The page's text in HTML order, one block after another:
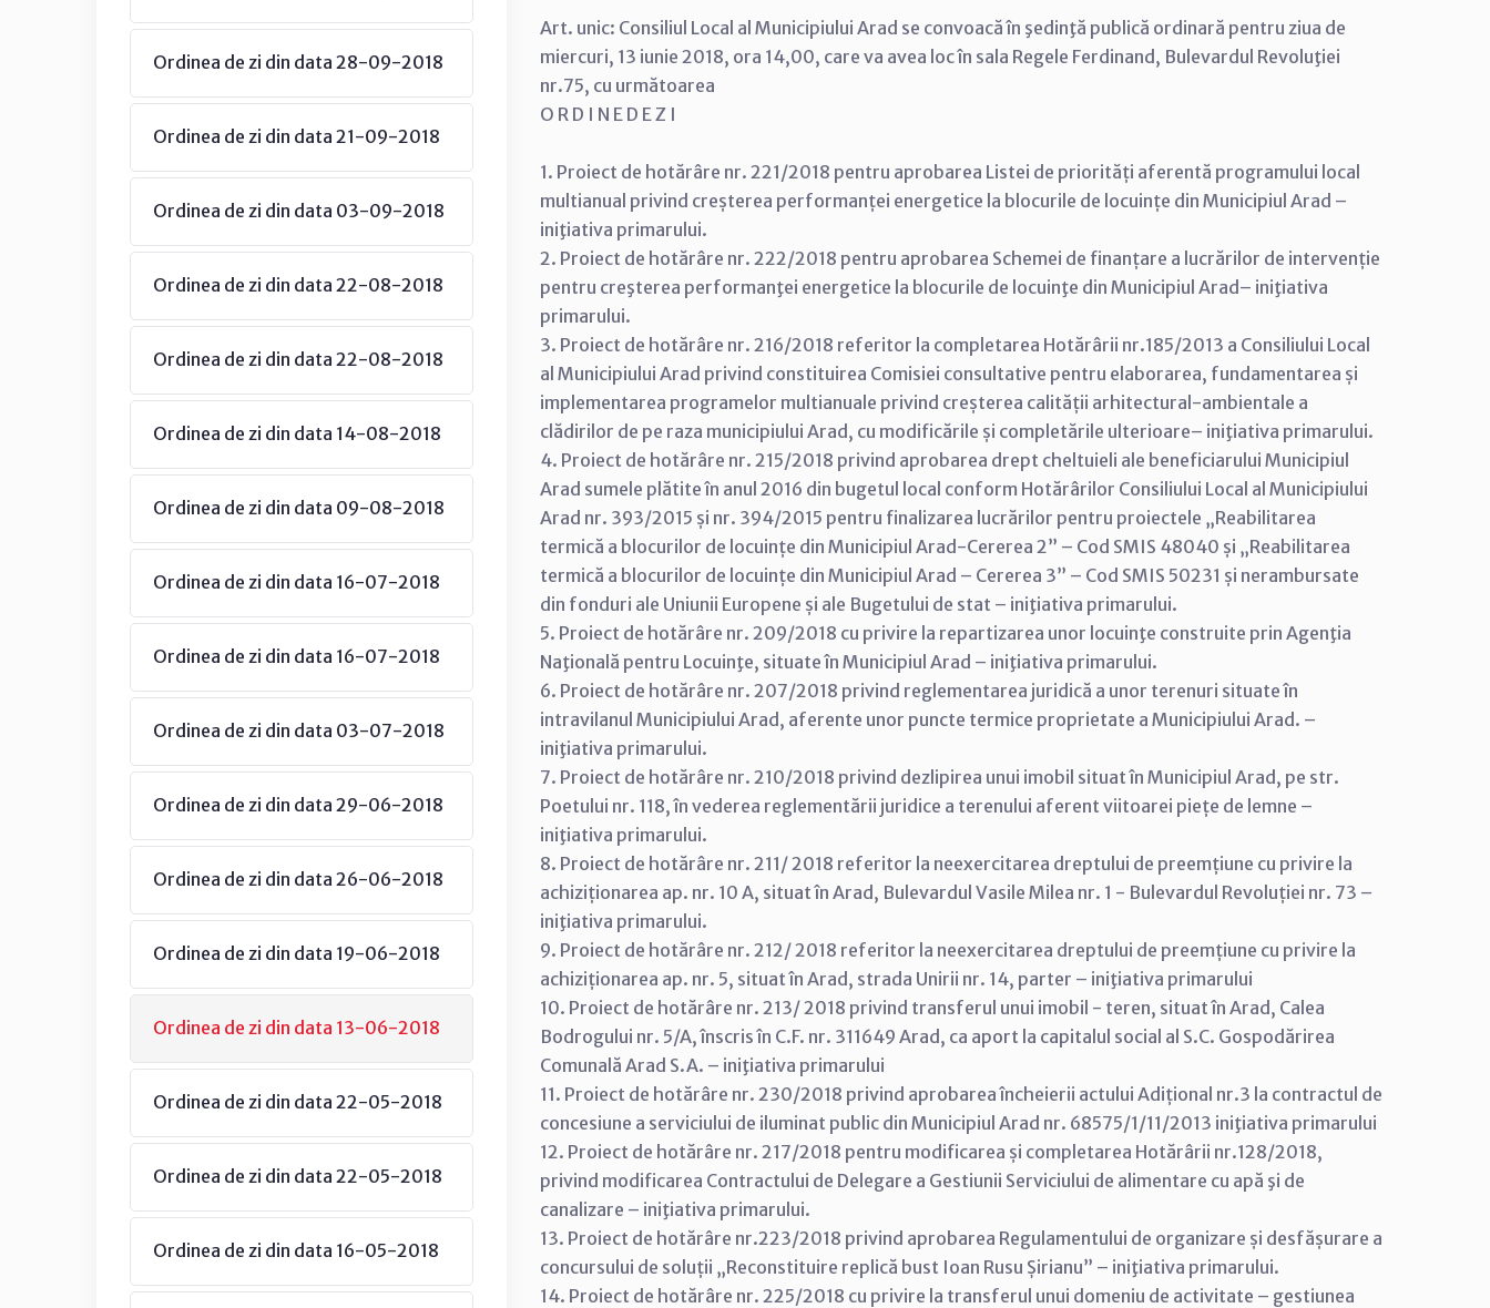
Ordinea de zi din data 28-09-2018
Ordinea de zi din data 21-09-2018
Ordinea de zi din data 03-09-2018
Ordinea de zi din data 22-08-2018
Ordinea de zi din data 22-08-2018
Ordinea de zi din data 14-08-2018
Ordinea de zi din data 09-08-2018
Ordinea de zi din data 16-07-2018
Ordinea de zi din data 16-07-2018
Ordinea de zi din data 03-07-2018
Ordinea de zi din data 29-06-2018
Ordinea de zi din data 26-06-2018
Ordinea de zi din data 19-06-2018
Ordinea de zi din data 13-06-2018
Ordinea de zi din data 22-05-2018
Ordinea de zi din data 22-05-2018
Ordinea de zi din data 16-05-2018
Art. unic: Consiliul Local al Municipiului Arad se convoacă în şedinţă publică ordinară pentru ziua de
miercuri, 13 iunie 2018, ora 14,00, care va avea loc în sala Regele Ferdinand, Bulevardul Revoluţiei
nr.75, cu următoarea
O R D I N E D E Z I
1. Proiect de hotărâre nr. 221/2018 pentru aprobarea Listei de priorități aferentă programului local
multianual privind creșterea performanței energetice la blocurile de locuințe din Municipiul Arad –
iniţiativa primarului.
2. Proiect de hotărâre nr. 222/2018 pentru aprobarea Schemei de finanțare a lucrărilor de intervenție
pentru creşterea performanţei energetice la blocurile de locuinţe din Municipiul Arad– iniţiativa
primarului.
3. Proiect de hotărâre nr. 216/2018 referitor la completarea Hotărârii nr.185/2013 a Consiliului Local
al Municipiului Arad privind constituirea Comisiei consultative pentru elaborarea, fundamentarea și
implementarea programelor multianuale privind creșterea calității arhitectural-ambientale a
clădirilor de pe raza municipiului Arad, cu modificările și completările ulterioare– iniţiativa primarului.
4. Proiect de hotărâre nr. 215/2018 privind aprobarea drept cheltuieli ale beneficiarului Municipiul
Arad sumele plătite în anul 2016 din bugetul local conform Hotărârilor Consiliului Local al Municipiului
Arad nr. 393/2015 și nr. 394/2015 pentru finalizarea lucrărilor pentru proiectele „Reabilitarea
termică a blocurilor de locuințe din Municipiul Arad-Cererea 2” – Cod SMIS 48040 și „Reabilitarea
termică a blocurilor de locuințe din Municipiul Arad – Cererea 3” – Cod SMIS 50231 și nerambursate
din fonduri ale Uniunii Europene și ale Bugetului de stat – iniţiativa primarului.
5. Proiect de hotărâre nr. 209/2018 cu privire la repartizarea unor locuinţe construite prin Agenţia
Naţională pentru Locuinţe, situate în Municipiul Arad – iniţiativa primarului.
6. Proiect de hotărâre nr. 207/2018 privind reglementarea juridică a unor terenuri situate în
intravilanul Municipiului Arad, aferente unor puncte termice proprietate a Municipiului Arad. –
iniţiativa primarului.
7. Proiect de hotărâre nr. 210/2018 privind dezlipirea unui imobil situat în Municipiul Arad, pe str.
Poetului nr. 118, în vederea reglementării juridice a terenului aferent viitoarei piețe de lemne –
iniţiativa primarului.
8. Proiect de hotărâre nr. 211/ 2018 referitor la neexercitarea dreptului de preemțiune cu privire la
achiziționarea ap. nr. 10 A, situat în Arad, Bulevardul Vasile Milea nr. 1 - Bulevardul Revoluției nr. 73 –
iniţiativa primarului.
9. Proiect de hotărâre nr. 212/ 2018 referitor la neexercitarea dreptului de preemțiune cu privire la
achiziționarea ap. nr. 5, situat în Arad, strada Unirii nr. 14, parter – iniţiativa primarului
10. Proiect de hotărâre nr. 213/ 2018 privind transferul unui imobil - teren, situat în Arad, Calea
Bodrogului nr. 5/A, înscris în C.F. nr. 311649 Arad, ca aport la capitalul social al S.C. Gospodărirea
Comunală Arad S.A. – iniţiativa primarului
11. Proiect de hotărâre nr. 230/2018 privind aprobarea încheierii actului Adițional nr.3 la contractul de
concesiune a serviciului de iluminat public din Municipiul Arad nr. 68575/1/11/2013 iniţiativa primarului
12. Proiect de hotărâre nr. 217/2018 pentru modificarea și completarea Hotărârii nr.128/2018,
privind modificarea Contractului de Delegare a Gestiunii Serviciului de alimentare cu apă şi de
canalizare – iniţiativa primarului.
13. Proiect de hotărâre nr.223/2018 privind aprobarea Regulamentului de organizare și desfășurare a
concursului de soluții „Reconstituire replică bust Ioan Rusu Șirianu” – iniţiativa primarului.
14. Proiect de hotărâre nr. 225/2018 cu privire la transferul unui domeniu de activitate – gestiunea